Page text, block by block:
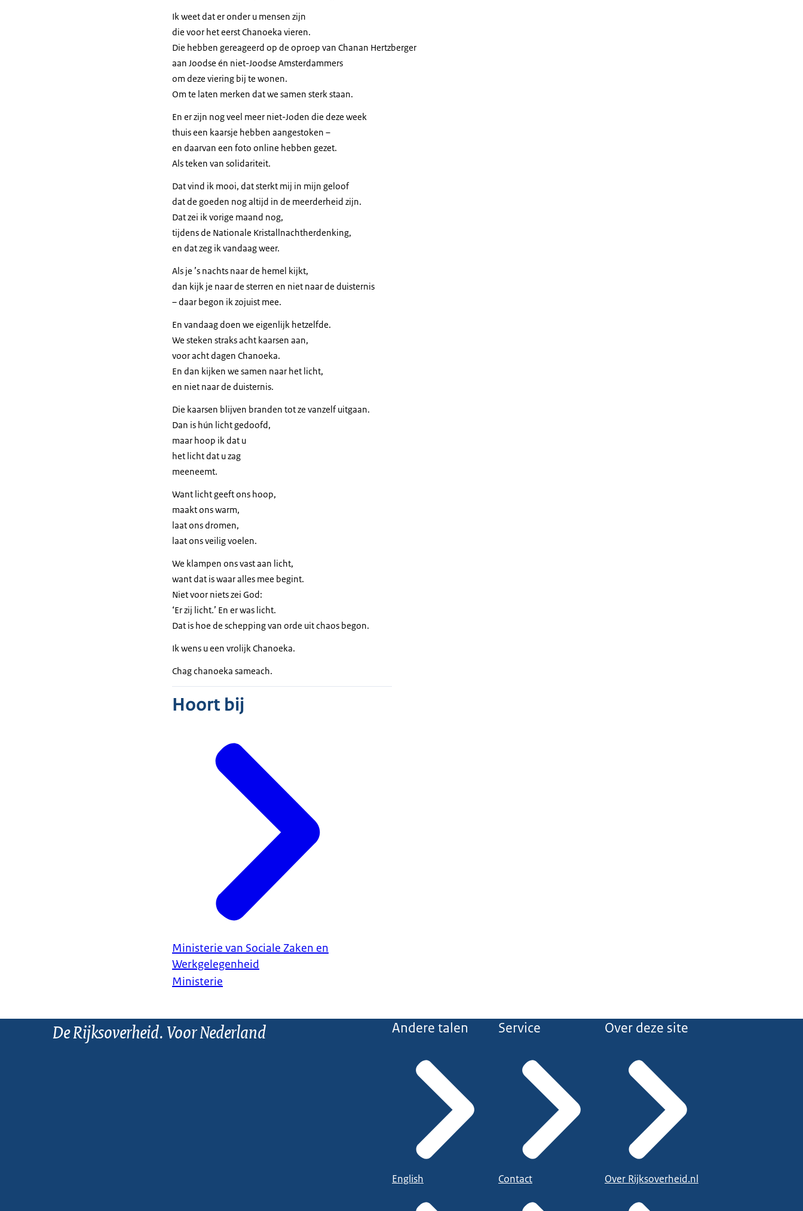
Ik weet dat er onder u mensen zijn
die voor het eerst Chanoeka vieren.
Die hebben gereageerd op de oproep van Chanan Hertzberger
aan Joodse én niet-Joodse Amsterdammers
om deze viering bij te wonen.
Om te laten merken dat we samen sterk staan.
En er zijn nog veel meer niet-Joden die deze week
thuis een kaarsje hebben aangestoken –
en daarvan een foto online hebben gezet.
Als teken van solidariteit.
Dat vind ik mooi, dat sterkt mij in mijn geloof
dat de goeden nog altijd in de meerderheid zijn.
Dat zei ik vorige maand nog,
tijdens de Nationale Kristallnachtherdenking,
en dat zeg ik vandaag weer.
Als je ’s nachts naar de hemel kijkt,
dan kijk je naar de sterren en niet naar de duisternis
– daar begon ik zojuist mee.
En vandaag doen we eigenlijk hetzelfde.
We steken straks acht kaarsen aan,
voor acht dagen Chanoeka.
En dan kijken we samen naar het licht,
en niet naar de duisternis.
Die kaarsen blijven branden tot ze vanzelf uitgaan.
Dan is hún licht gedoofd,
maar hoop ik dat u
het licht dat u zag
meeneemt.
Want licht geeft ons hoop,
maakt ons warm,
laat ons dromen,
laat ons veilig voelen.
We klampen ons vast aan licht,
want dat is waar alles mee begint.
Niet voor niets zei God:
‘Er zij licht.’ En er was licht.
Dat is hoe de schepping van orde uit chaos begon.
Ik wens u een vrolijk Chanoeka.
Chag chanoeka sameach.
Hoort bij
Ministerie van Sociale Zaken en
Werkgelegenheid
Ministerie
De Rijksoverheid. Voor Nederland Andere talen
English
Service
Contact
Over deze site
Over Rijksoverheid.nl